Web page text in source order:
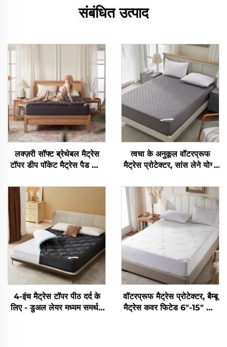
संबंधित उत्पाद
लक्ज़री सॉफ्ट ब्रेथेबल मैट्रेस
टॉपर डीप पॉकेट मैट्रेस पैड फॉर
मैट्रेस पैड (ग्रे)
त्वचा के अनुकूल वॉटरप्रूफ
मैट्रेस प्रोटेक्टर, सांस लेने योग्य
6''-18'' गहरा पॉकेट वाला मैट्रेस
कवर धोने योग्य (ग्रे)
4-इंच मैट्रेस टॉपर पीठ दर्द के
लिए - डुअल लेयर मध्यम समर्थन
वॉटरप्रूफ मैट्रेस प्रोटेक्टर, बैम्बू
मैट्रेस कवर फिटेड 6"-15" डीप